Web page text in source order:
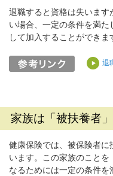
退職すると資格は失います
い場合、一定の条件を満た
して加入することができま
退
家族は「被扶養者
健康保険では、被保険者
います。この家族のことを
なるためには一定の条件